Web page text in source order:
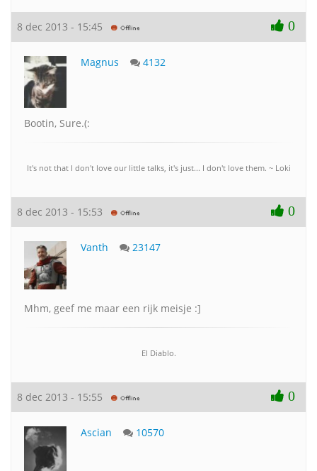
8 dec 2013 - 15:45 0
Magnus 4132
Bootin, Sure.(:
It's not that I don't love our little talks, it's just... I don't love them. ~ Loki
8 dec 2013 - 15:53 0
Vanth 23147
Mhm, geef me maar een rijk meisje :]
El Diablo.
8 dec 2013 - 15:55 0
Ascian 10570